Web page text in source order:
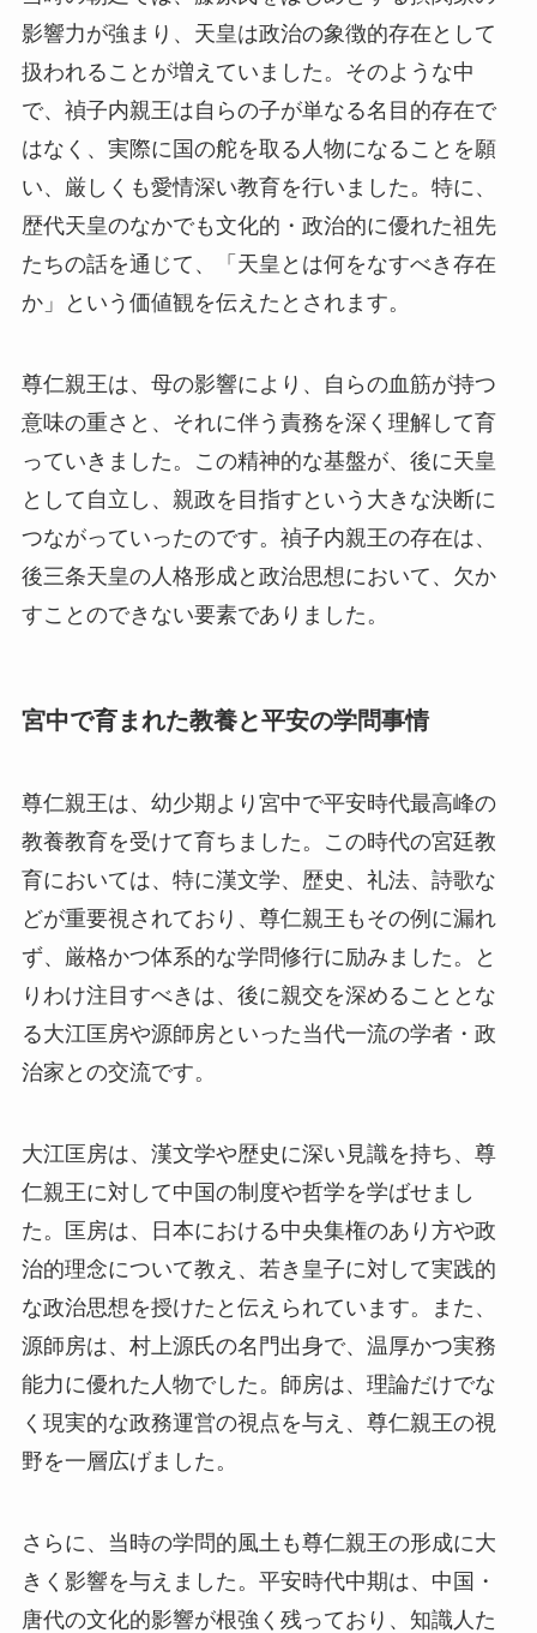
影響力が強まり、天皇は政治の象徴的存在として
扱われることが増えていました。そのような中
で、禎子内親王は自らの子が単なる名目的存在で
はなく、実際に国の舵を取る人物になることを願
い、厳しくも愛情深い教育を行いました。特に、
歴代天皇のなかでも文化的・政治的に優れた祖先
たちの話を通じて、「天皇とは何をなすべき存在
か」という価値観を伝えたとされます。
尊仁親王は、母の影響により、自らの血筋が持つ
意味の重さと、それに伴う責務を深く理解して育
っていきました。この精神的な基盤が、後に天皇
として自立し、親政を目指すという大きな決断に
つながっていったのです。禎子内親王の存在は、
後三条天皇の人格形成と政治思想において、欠か
すことのできない要素でありました。
宮中で育まれた教養と平安の学問事情
尊仁親王は、幼少期より宮中で平安時代最高峰の
教養教育を受けて育ちました。この時代の宮廷教
育においては、特に漢文学、歴史、礼法、詩歌な
どが重要視されており、尊仁親王もその例に漏れ
ず、厳格かつ体系的な学問修行に励みました。と
りわけ注目すべきは、後に親交を深めることとな
る大江匡房や源師房といった当代一流の学者・政
治家との交流です。
大江匡房は、漢文学や歴史に深い見識を持ち、尊
仁親王に対して中国の制度や哲学を学ばせまし
た。匡房は、日本における中央集権のあり方や政
治的理念について教え、若き皇子に対して実践的
な政治思想を授けたと伝えられています。また、
源師房は、村上源氏の名門出身で、温厚かつ実務
能力に優れた人物でした。師房は、理論だけでな
く現実的な政務運営の視点を与え、尊仁親王の視
野を一層広げました。
さらに、当時の学問的風土も尊仁親王の形成に大
きく影響を与えました。平安時代中期は、中国・
唐代の文化的影響が根強く残っており、知識人た